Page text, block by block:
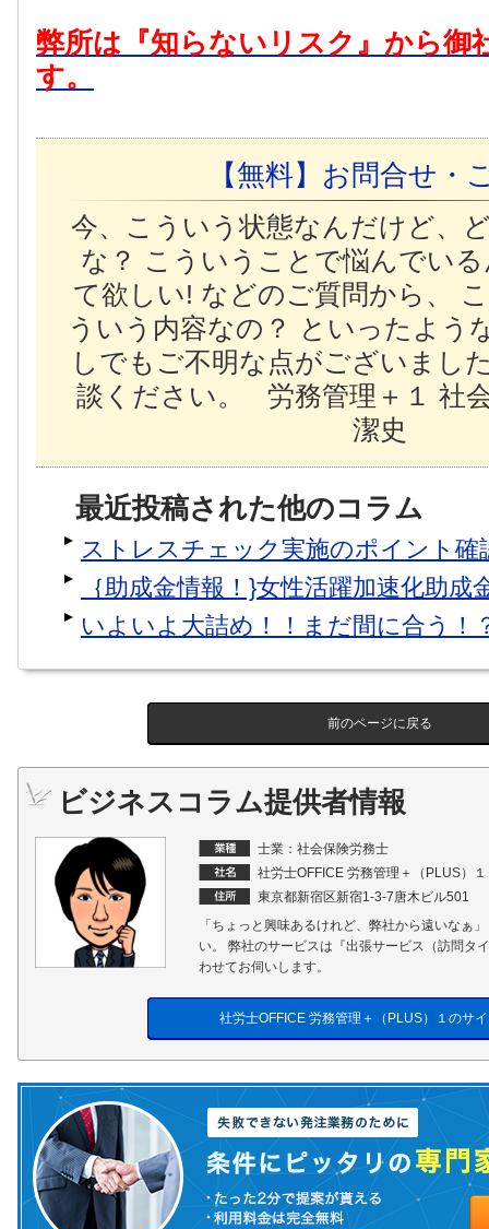
弊所は『知らないリスク』から御
す。
【無料】お問合せ・
今、こういう状態なんだけど、
な？ こういうことで悩んでい
て欲しい! などのご質問から、
ういう内容なの？ といったよう
しでもご不明な点がございまし
談ください。 労務管理＋１ 社
潔史
最近投稿された他のコラム
ストレスチェック実施のポイント確
｛助成金情報！}女性活躍加速化助成
いよいよ大詰め！！まだ間に合う！
前のページに戻る
ビジネスコラム提供者情報
士業：社会保険労務士
社労士OFFICE 労務管理＋（PLUS）１
東京都新宿区新宿1-3-7唐木ビル501
「ちょっと興味あるけれど、弊社から遠いなぁ
い。 弊社のサービスは『出張サービス（訪問タ
わせてお伺いします。
社労士OFFICE 労務管理＋（PLUS）１のサ